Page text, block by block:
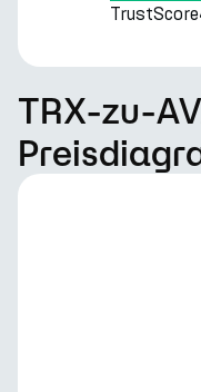
TrustScore
TRX-zu-